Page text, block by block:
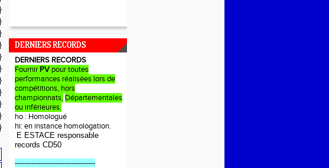
DERNIERS RECORDS
DERNIERS RECORDS
Fournir PV pour toutes
performances réalisées lors de
compétitions, hors
championnats, Départementales
ou inférieures.
ho : Homologué
hi: en instance homologation.
E ESTACE responsable
records CD50
----------------------------------